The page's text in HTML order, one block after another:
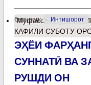
барчасп: Интишорот
Муфассалтаро
КАФИЛИ СУБОТУ
ЭҲЁИ
СУННАТӢ ВА
РУШДИ ОН